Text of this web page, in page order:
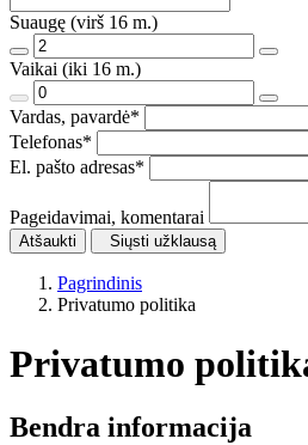
Suaugę (virš 16 m.)
Vaikai (iki 16 m.)
Vardas, pavardė*
Telefonas*
El. pašto adresas*
Pageidavimai, komentarai
Atšaukti Siųsti užklausą
Pagrindinis
Privatumo politika
Privatumo
Bendra informacija